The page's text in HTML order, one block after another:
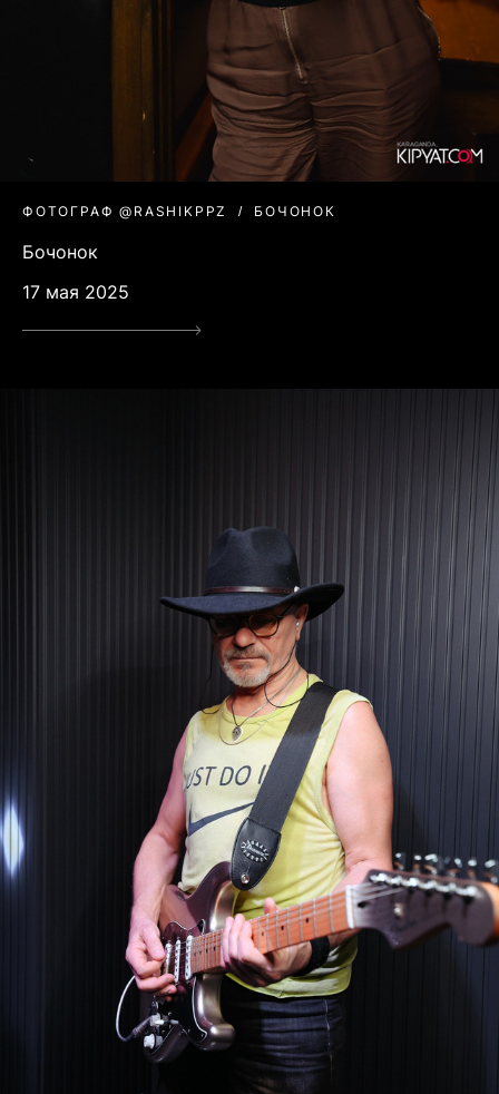
ФОТОГРАФ @RASHIKPPZ БОЧОНОК
Бочонок
17 мая 2025